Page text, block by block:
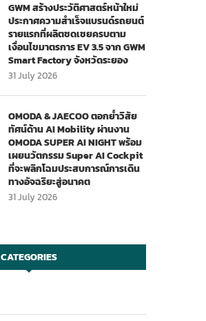
GWM สร้างประวัติศาสตร์หน้าใหม่
ประกาศความสำเร็จแบรนด์รถยนต์
รายแรกที่ผลิตชดเชยครบตาม
เงื่อนไขมาตรการ EV 3.5 จาก GWM
Smart Factory จังหวัดระยอง
31 July 2026
OMODA & JAECOO ตอกย้ำวิสัย
ทัศน์ด้าน AI Mobility ผ่านงาน
OMODA SUPER AI NIGHT พร้อม
เผยนวัตกรรม Super AI Cockpit
ที่จะพลิกโฉมประสบการณ์การเดิน
ทางอัจฉริยะสู่อนาคต
31 July 2026
CATEGORIES